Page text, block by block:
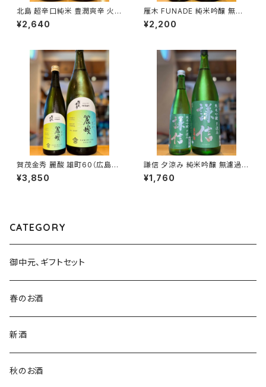
北島 超辛口純米 豊潤爽辛 火入
1800ml１本（北島酒造・滋賀県
湖南市針）
¥2,640
雁木 FUNADE 純米吟醸 無濾
過生原酒 720ml１本（八百新酒
造・山口県岩国市今津町）
¥2,200
賀茂金秀 麗酸 雄町60（広島限
定）1800ml１本（金光酒造・広
島県東広島市黒瀬町）
¥3,850
謙信 夕涼み 純米吟醸 無濾過生
720ml１本（池田屋酒造・新潟
県糸魚川市新鉄）
¥1,760
CATEGORY
御中元、ギフトセット
春のお酒
新酒
秋のお酒